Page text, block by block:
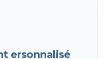
ersonnalisé